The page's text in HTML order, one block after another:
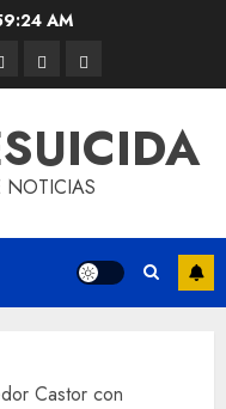
AM
NOTICIAS
Castor con